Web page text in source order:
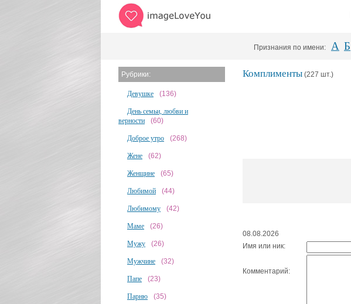
Признания по имени: А Б
Рубрики:
Девушке (136)
День семьи, любви и
верности
(60)
Доброе утро (268)
Жене (62)
Женщине (65)
Любимой (44)
Любимому (42)
Маме (26)
Мужу (26)
Мужчине (32)
Папе (23)
Парню (35)
Комплименты (227 шт.)
08.08.2026
Имя или ник:
Комментарий: